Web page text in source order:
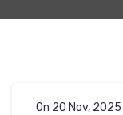
On 20 Nov, 2025